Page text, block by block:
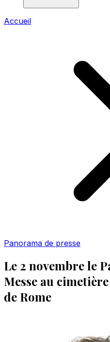
Accueil
Panorama de presse
Le 2 novembre le
Messe au
de Rome